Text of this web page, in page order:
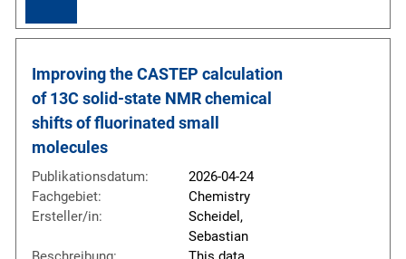
Improving the CASTEP calculation
of 13C solid-state NMR chemical
shifts of fluorinated small
molecules
Publikationsdatum:
2026-04-24
Fachgebiet:
Chemistry
Ersteller/in:
Scheidel,
Sebastian